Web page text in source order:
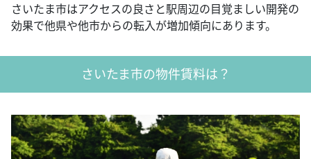
さいたま市はアクセスの良さと駅周辺の目覚ましい開発の
効果で他県や他市からの転入が増加傾向にあります。
さいたま市の物件賃料は？